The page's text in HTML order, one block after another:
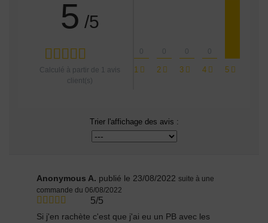
5 /5
Calculé à partir de 1 avis
client(s)
1 2 3 4 5
Trier l'affichage des avis :
Anonymous A. publié le 23/08/2022 suite à une
commande du 06/08/2022
5/5
Si j'en rachète c'est que j'ai eu un PB avec les